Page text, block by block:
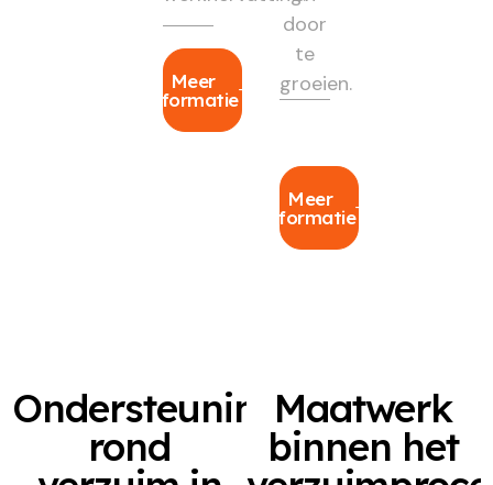
Meer
informatie
door
te
groeien.
Meer
informatie
Ondersteuning
rond
Maatwerk
binnen het